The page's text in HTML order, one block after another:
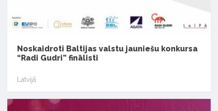
Noskaidroti Baltijas valstu jauniešu konkursa
“Radi Gudri” finālisti
Latvijā